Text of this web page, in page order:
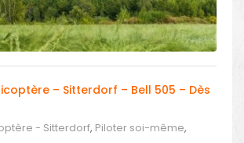
– Sitterdorf – Bell 505 – Dès
- Sitterdorf, Piloter soi-même,